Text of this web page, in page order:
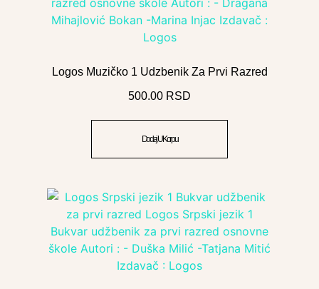
Logos Muzičko 1 Udzbenik Za Prvi Razred
500.00 RSD
Dodaj U Korpu